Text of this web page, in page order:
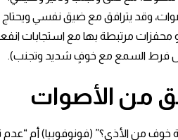
فرط السمع مع خوفٍ شديد وتجنب).
من الأصوات
من الأذى؟” (فونوفوبيا) أم